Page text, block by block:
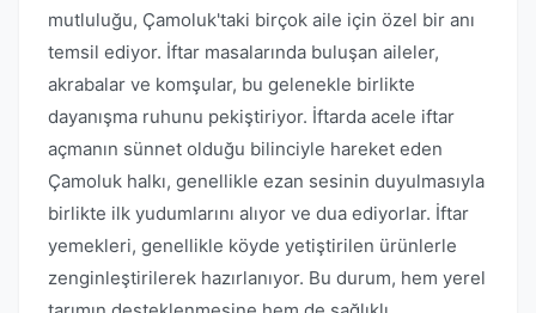
mutluluğu, Çamoluk'taki birçok aile için özel bir anı
temsil ediyor. İftar masalarında buluşan aileler,
akrabalar ve komşular, bu gelenekle birlikte
dayanışma ruhunu pekiştiriyor. İftarda acele iftar
açmanın sünnet olduğu bilinciyle hareket eden
Çamoluk halkı, genellikle ezan sesinin duyulmasıyla
birlikte ilk yudumlarını alıyor ve dua ediyorlar. İftar
yemekleri, genellikle köyde yetiştirilen ürünlerle
zenginleştirilerek hazırlanıyor. Bu durum, hem yerel